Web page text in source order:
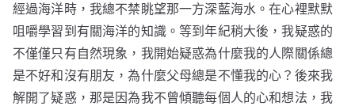
經過海洋時，我總不禁眺望那一方深藍海水。在心裡默默
咀嚼學習到有關海洋的知識。等到年紀稍大後，我疑惑的
不僅僅只有自然現象，我開始疑惑為什麼我的人際關係總
是不好和沒有朋友，為什麼父母總是不懂我的心？後來我
解開了疑惑，那是因為我不曾傾聽每個人的心和想法，我